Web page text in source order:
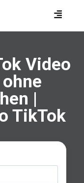
Video
|
TikTok